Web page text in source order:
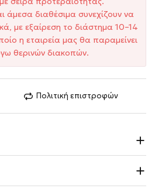
άμεσα διαθέσιμα συνεχίζουν να
με εξαίρεση το διάστημα 10–14
η εταιρεία μας θα παραμείνει
θερινών διακοπών.
Πολιτική επιστροφών